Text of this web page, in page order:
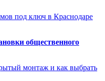
под ключ в Краснодаре
общественного
монтаж и как выбрать